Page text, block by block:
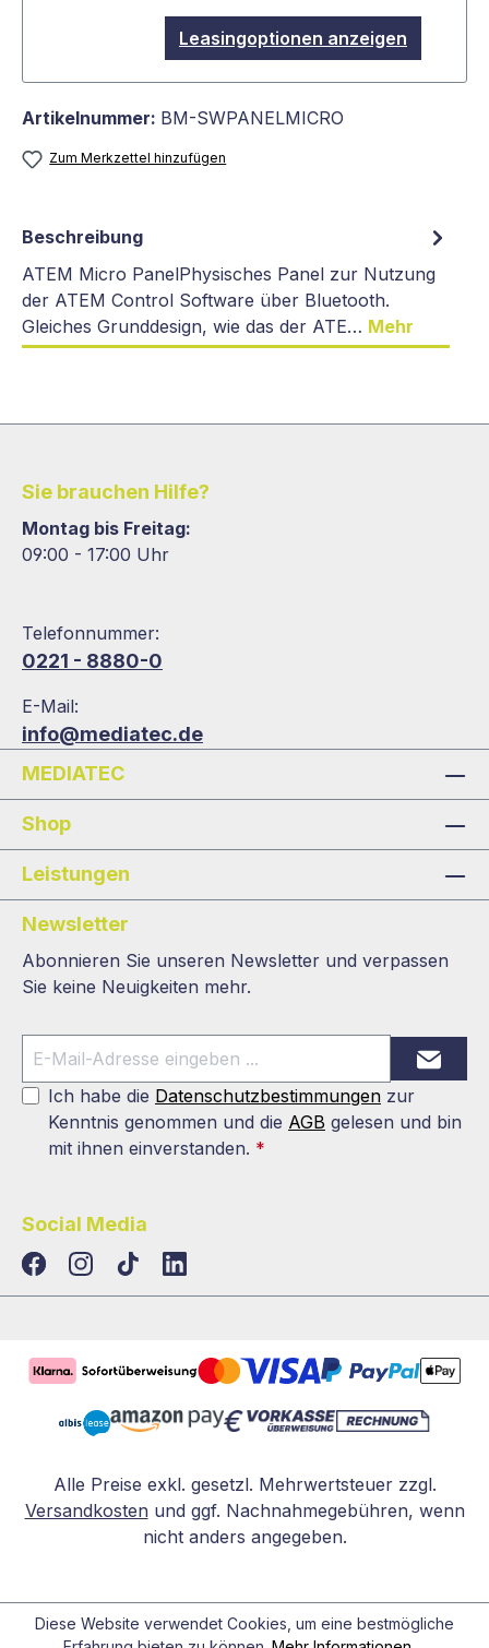
Leasingoptionen anzeigen
Artikelnummer: BM-SWPANELMICRO
Zum Merkzettel hinzufügen
Beschreibung
ATEM Micro PanelPhysisches Panel zur Nutzung
der ATEM Control Software über Bluetooth.
Gleiches Grunddesign, wie das der ATE… Mehr
Sie brauchen Hilfe?
Montag bis Freitag:
09:00 - 17:00 Uhr
Telefonnummer:
0221 - 8880-0
E-Mail:
info@mediatec.de
MEDIATEC
Shop
Leistungen
Newsletter
Abonnieren Sie unseren Newsletter und verpassen
Sie keine Neuigkeiten mehr.
Ich habe die Datenschutzbestimmungen zur
Kenntnis genommen und die AGB gelesen und bin
mit ihnen einverstanden. *
Social Media
TikTokLinkedIn
Alle Preise exkl. gesetzl. Mehrwertsteuer zzgl.
Versandkosten und ggf. Nachnahmegebühren, wenn
nicht anders angegeben.
Diese Website verwendet Cookies, um eine bestmögliche